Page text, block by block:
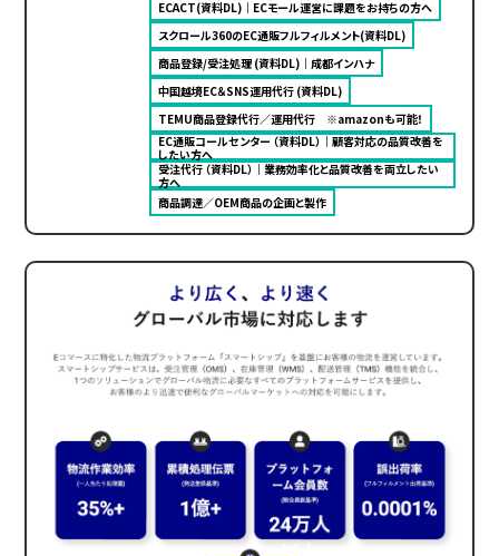
ECACT(資料DL)｜ECモール運営に課題をお持ちの方へ
スクロール360のEC通販フルフィルメント(資料DL)
商品登録/受注処理 (資料DL)｜成都インハナ
中国越境EC＆SNS運用代行 (資料DL)
TEMU商品登録代行／運用代行 ※amazonも可能！
EC通販コールセンター （資料DL）｜顧客対応の品質改善を
したい方へ
受注代行 （資料DL）｜業務効率化と品質改善を両立したい
方へ
商品調達／OEM商品の企画と製作